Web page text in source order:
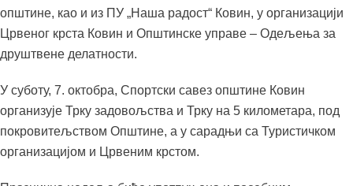
општине, као и из ПУ „Наша радост“ Ковин, у организацији
Црвеног крста Ковин и Општинске управе – Одељења за
друштвене делатности.
У суботу, 7. октобра, Спортски савез општине Ковин
организује Трку задовољства и Трку на 5 километара, под
покровитељством Општине, а у сарадњи са Туристичком
организацијом и Црвеним крстом.